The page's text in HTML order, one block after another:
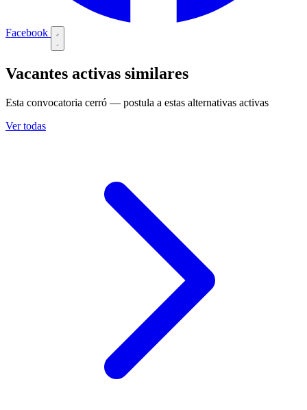
Facebook
Vacantes activas similares
Esta convocatoria cerró — postula a estas alternativas activas
Ver todas